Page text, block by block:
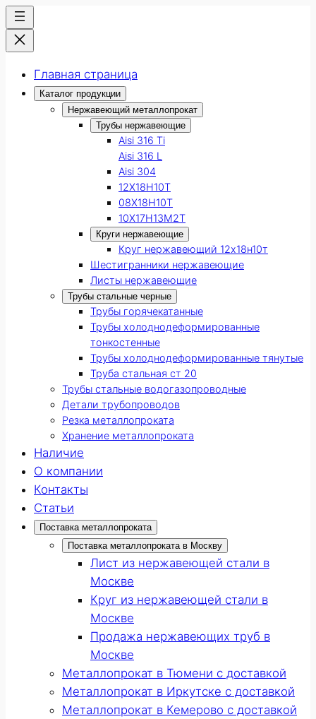
Главная страница
Каталог продукции
Нержавеющий металлопрокат
Трубы нержавеющие
Aisi 316 Ti
Aisi 316 L
Aisi 304
12Х18Н10Т
08Х18Н10Т
10Х17Н13М2Т
Круги нержавеющие
Круг нержавеющий 12х18н10т
Шестигранники нержавеющие
Листы нержавеющие
Трубы стальные черные
Трубы горячекатанные
Трубы холоднодеформированные
тонкостенные
Трубы холоднодеформированные тянутые
Труба стальная ст 20
Трубы стальные водогазопроводные
Детали трубопроводов
Резка металлопроката
Хранение металлопроката
Наличие
О компании
Контакты
Статьи
Поставка металлопроката
Поставка металлопроката в Москву
Лист из нержавеющей стали в
Москве
Круг из нержавеющей стали в
Москве
Продажа нержавеющих труб в
Москве
Металлопрокат в Тюмени с доставкой
Металлопрокат в Иркутске с доставкой
Металлопрокат в Кемерово с доставкой